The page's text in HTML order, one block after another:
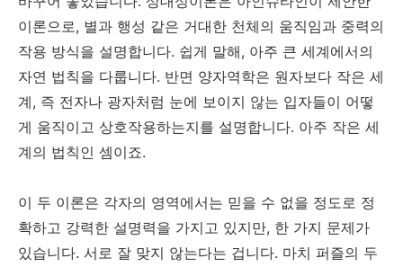
이론으로, 별과 행성 같은 거대한 천체의 움직임과 중력의
작용 방식을 설명합니다. 쉽게 말해, 아주 큰 세계에서의
자연 법칙을 다룹니다. 반면 양자역학은 원자보다 작은 세
계, 즉 전자나 광자처럼 눈에 보이지 않는 입자들이 어떻
게 움직이고 상호작용하는지를 설명합니다. 아주 작은 세
계의 법칙인 셈이죠.
이 두 이론은 각자의 영역에서는 믿을 수 없을 정도로 정
확하고 강력한 설명력을 가지고 있지만, 한 가지 문제가
있습니다. 서로 잘 맞지 않는다는 겁니다. 마치 퍼즐의 두